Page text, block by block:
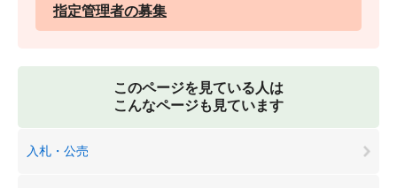
指定管理者の募集
このページを見ている人は
こんなページも見ています
入札・公売